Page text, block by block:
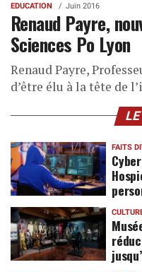
EDUCATION Juin 2016
Renaud Payre,
Sciences Po Lyon
Renaud Payre,
d’être élu à la tête de
FAITS